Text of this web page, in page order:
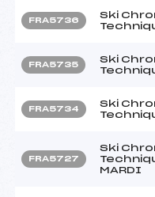
FRA5736
Ski
FRA5735
Ski
FRA5734
Ski
FRA5727
Ski
MARDI